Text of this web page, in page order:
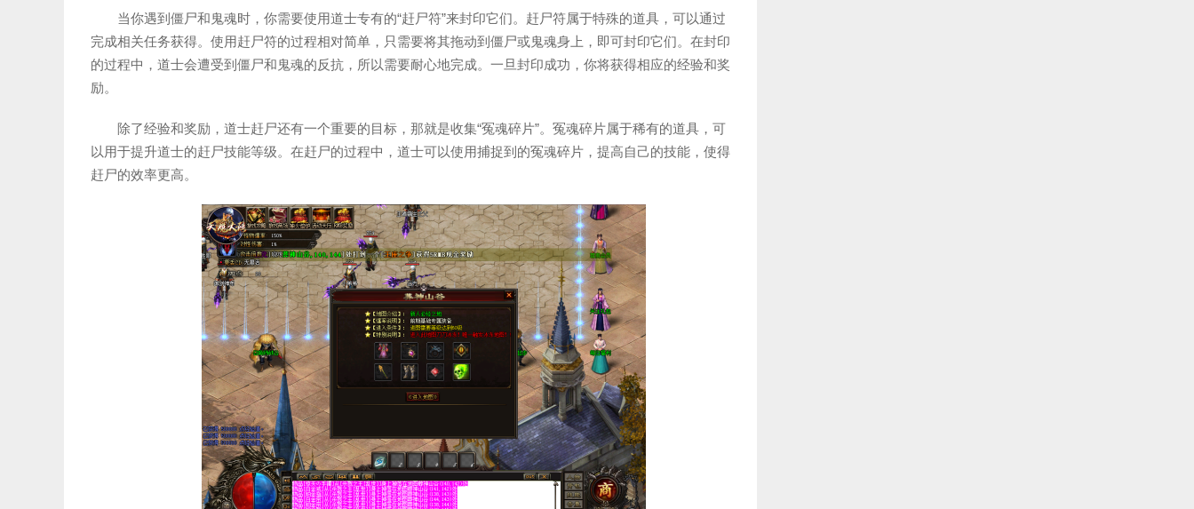
当你遇到僵尸和鬼魂时，你需要使用道士专有的“赶尸符”来封印它们。赶尸符属于特殊的道具，可以通过
完成相关任务获得。使用赶尸符的过程相对简单，只需要将其拖动到僵尸或鬼魂身上，即可封印它们。在封印
的过程中，道士会遭受到僵尸和鬼魂的反抗，所以需要耐心地完成。一旦封印成功，你将获得相应的经验和奖
励。
除了经验和奖励，道士赶尸还有一个重要的目标，那就是收集“冤魂碎片”。冤魂碎片属于稀有的道具，可
以用于提升道士的赶尸技能等级。在赶尸的过程中，道士可以使用捕捉到的冤魂碎片，提高自己的技能，使得
赶尸的效率更高。